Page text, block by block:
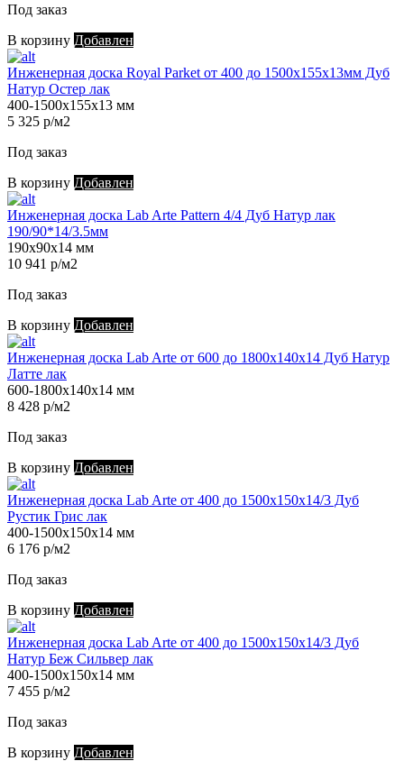
Под заказ
В корзину Добавлен
Инженерная доска Royal Parket от 400 до 1500х155х13мм Дуб
Натур Остер лак
400-1500х155х13 мм
5 325 р/м2
Под заказ
В корзину Добавлен
Инженерная доска Lab Arte Pattern 4/4 Дуб Натур лак
190/90*14/3.5мм
190х90х14 мм
10 941 р/м2
Под заказ
В корзину Добавлен
Инженерная доска Lab Arte от 600 до 1800х140х14 Дуб Натур
Латте лак
600-1800х140х14 мм
8 428 р/м2
Под заказ
В корзину Добавлен
Инженерная доска Lab Arte от 400 до 1500х150х14/3 Дуб
Рустик Грис лак
400-1500х150х14 мм
6 176 р/м2
Под заказ
В корзину Добавлен
Инженерная доска Lab Arte от 400 до 1500х150х14/3 Дуб
Натур Беж Сильвер лак
400-1500х150х14 мм
7 455 р/м2
Под заказ
В корзину Добавлен